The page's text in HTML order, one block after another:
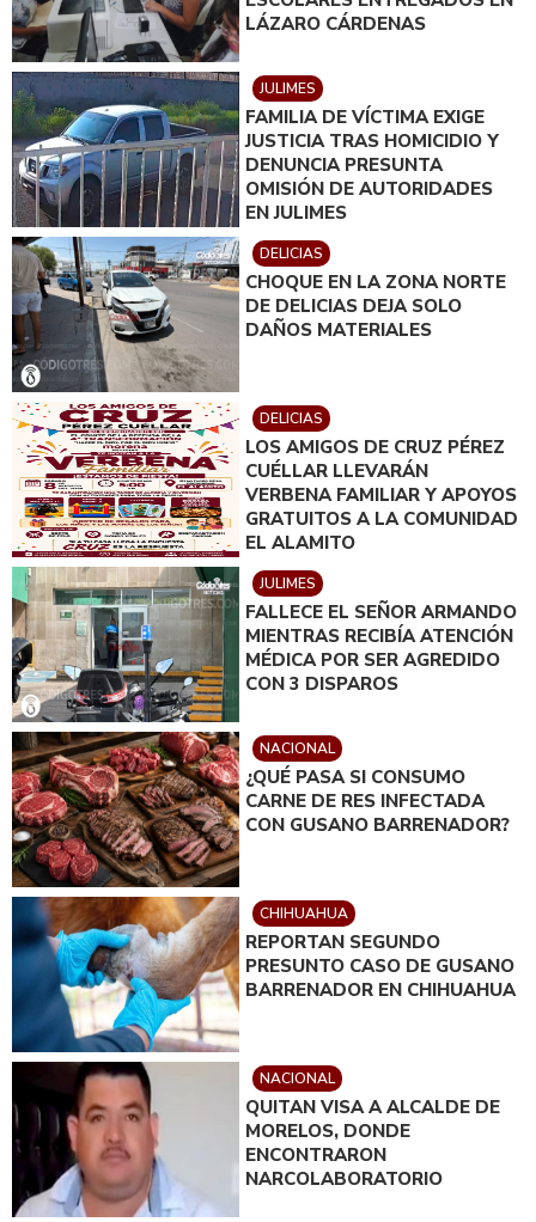
LÁZARO CÁRDENAS
JULIMES
FAMILIA DE VÍCTIMA EXIGE
JUSTICIA TRAS HOMICIDIO Y
DENUNCIA PRESUNTA
OMISIÓN DE AUTORIDADES
EN JULIMES
DELICIAS
CHOQUE EN LA ZONA NORTE
DE DELICIAS DEJA SOLO
DAÑOS MATERIALES
DELICIAS
LOS AMIGOS DE CRUZ PÉREZ
CUÉLLAR LLEVARÁN
VERBENA FAMILIAR Y APOYOS
GRATUITOS A LA COMUNIDAD
EL ALAMITO
JULIMES
FALLECE EL SEÑOR ARMANDO
MIENTRAS RECIBÍA ATENCIÓN
MÉDICA POR SER AGREDIDO
CON 3 DISPAROS
NACIONAL
¿QUÉ PASA SI CONSUMO
CARNE DE RES INFECTADA
CON GUSANO BARRENADOR?
CHIHUAHUA
REPORTAN SEGUNDO
PRESUNTO CASO DE GUSANO
BARRENADOR EN CHIHUAHUA
NACIONAL
QUITAN VISA A ALCALDE DE
MORELOS, DONDE
ENCONTRARON
NARCOLABORATORIO